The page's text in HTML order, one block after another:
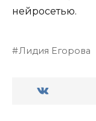
нейросетью.
Лидия Егорова